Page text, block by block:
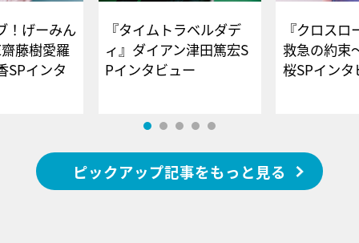
！げーみん
藤樹愛羅
SPインタ
『タイムトラベルダデ
ィ』ダイアン津田篤宏S
Pインタビュー
『クロス
救急の約束
桜SPイ
ピックアップ記事をもっと見る